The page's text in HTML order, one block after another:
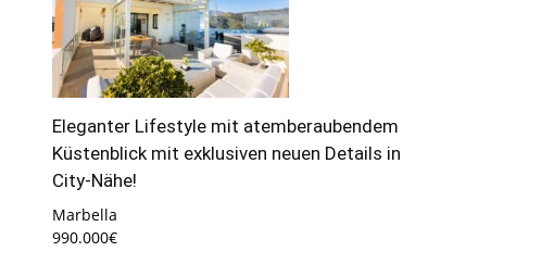
Eleganter Lifestyle mit atemberaubendem
Küstenblick mit exklusiven neuen Details in
City-Nähe!
Marbella
990.000€